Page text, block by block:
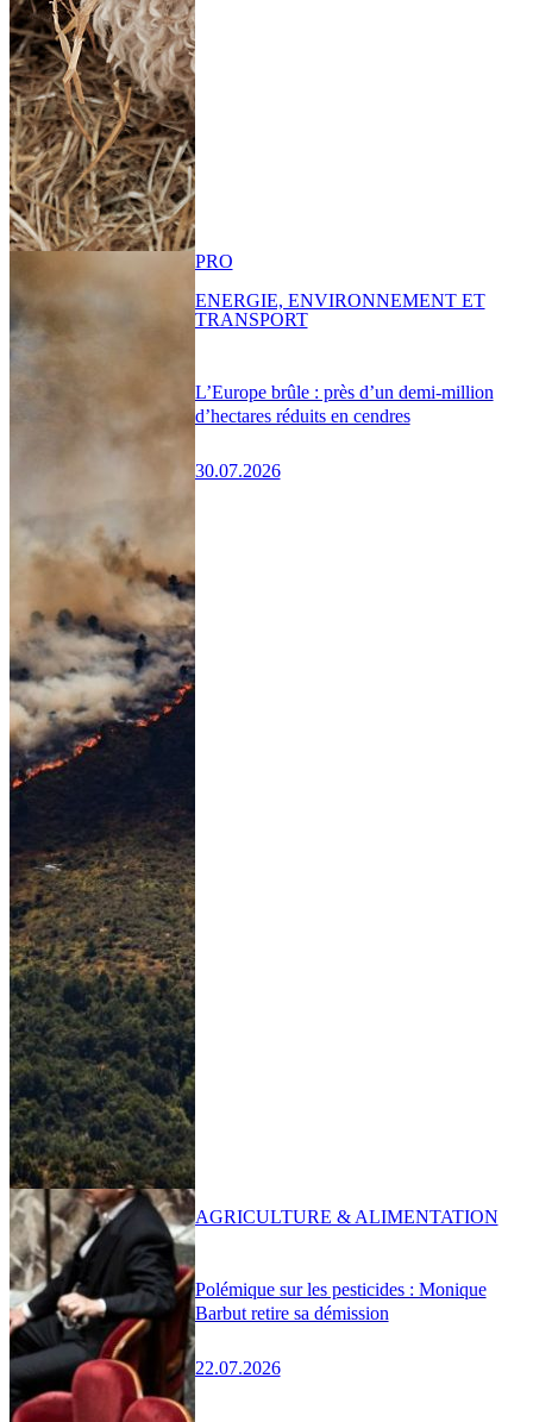
L’Europe brûle : près d’un demi-million
d’hectares réduits en cendres
30.07.2026
PRO
ENERGIE, ENVIRONNEMENT ET
TRANSPORT
Polémique sur les pesticides : Monique
Barbut retire sa démission
22.07.2026
AGRICULTURE & ALIMENTATION